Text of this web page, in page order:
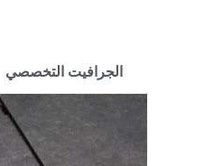
الجرافيت التخصصي